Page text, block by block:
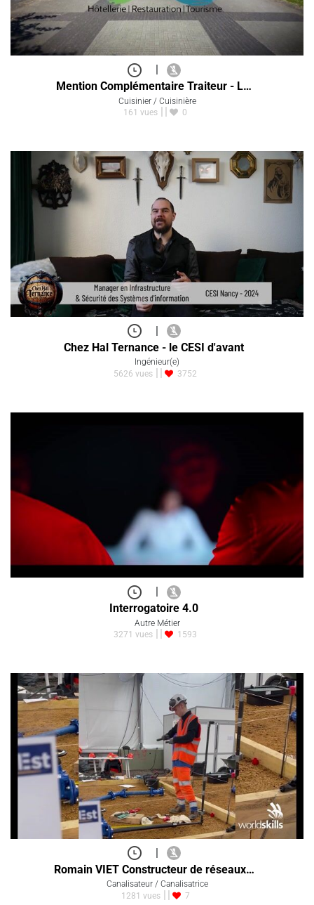
|
Mention Complémentaire Traiteur - L…
Cuisinier / Cuisinière
161 vues
0
|
Chez Hal Ternance - le CESI d'avant
Ingénieur(e)
5626 vues
3752
|
Interrogatoire 4.0
Autre Métier
3271 vues
1593
|
Romain VIET Constructeur de réseaux…
Canalisateur / Canalisatrice
1281 vues
7